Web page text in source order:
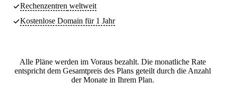
Rechenzentren weltweit
Kostenlose Domain für 1 Jahr
Alle Pläne werden im Voraus bezahlt. Die monatliche Rate
entspricht dem Gesamtpreis des Plans geteilt durch die Anzahl
der Monate in Ihrem Plan.